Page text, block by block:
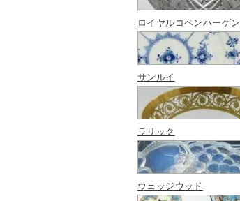
ロイヤルコペンハーゲン
サンルイ
ラリック
ウェッジウッド